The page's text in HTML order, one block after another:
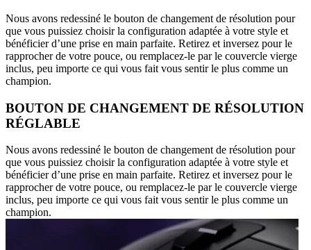
Nous avons redessiné le bouton de changement de résolution pour
que vous puissiez choisir la configuration adaptée à votre style et
bénéficier d’une prise en main parfaite. Retirez et inversez pour le
rapprocher de votre pouce, ou remplacez-le par le couvercle vierge
inclus, peu importe ce qui vous fait vous sentir le plus comme un
champion.
BOUTON DE CHANGEMENT DE RÉSOLUTION
RÉGLABLE
Nous avons redessiné le bouton de changement de résolution pour
que vous puissiez choisir la configuration adaptée à votre style et
bénéficier d’une prise en main parfaite. Retirez et inversez pour le
rapprocher de votre pouce, ou remplacez-le par le couvercle vierge
inclus, peu importe ce qui vous fait vous sentir le plus comme un
champion.